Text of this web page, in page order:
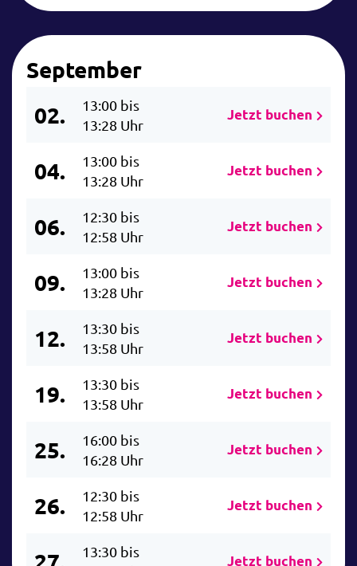
September
02.
13:00 bis
13:28 Uhr
Jetzt buchen
04.
13:00 bis
13:28 Uhr
Jetzt buchen
06.
12:30 bis
12:58 Uhr
Jetzt buchen
09.
13:00 bis
13:28 Uhr
Jetzt buchen
12.
13:30 bis
13:58 Uhr
Jetzt buchen
19.
13:30 bis
13:58 Uhr
Jetzt buchen
25.
16:00 bis
16:28 Uhr
Jetzt buchen
26.
12:30 bis
12:58 Uhr
Jetzt buchen
13:30 bis
Jetzt buchen